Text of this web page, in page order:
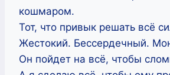
кошмаром.
Тот, что привык решать всё
Жестокий. Бессердечный.
Он пойдет на всё, чтобы